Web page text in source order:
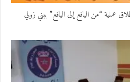
عملية “من اليافع إلى اليافع” ببني زولي